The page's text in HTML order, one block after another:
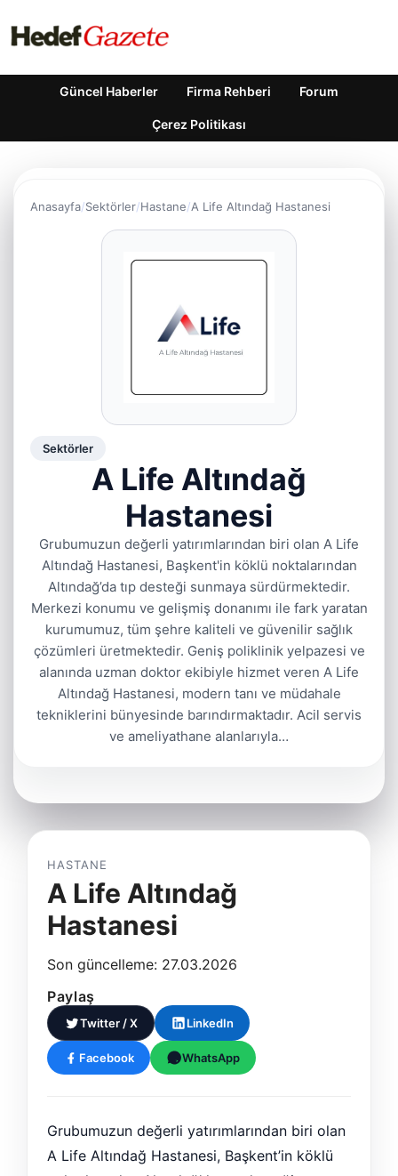
Güncel Haberler Firma Rehberi Forum
Çerez Politikası
Anasayfa Sektörler Hastane A Life Altındağ Hastanesi
Sektörler
A Life Altındağ
Hastanesi
Grubumuzun değerli yatırımlarından biri olan A Life
Altındağ Hastanesi, Başkent'in köklü noktalarından
Altındağ’da tıp desteği sunmaya sürdürmektedir.
Merkezi konumu ve gelişmiş donanımı ile fark yaratan
kurumumuz, tüm şehre kaliteli ve güvenilir sağlık
çözümleri üretmektedir. Geniş poliklinik yelpazesi ve
alanında uzman doktor ekibiyle hizmet veren A Life
Altındağ Hastanesi, modern tanı ve müdahale
tekniklerini bünyesinde barındırmaktadır. Acil servis
ve ameliyathane alanlarıyla…
HASTANE
A Life Altındağ
Hastanesi
Son güncelleme: 27.03.2026
Paylaş
Twitter / X LinkedIn
Facebook WhatsApp
Grubumuzun değerli yatırımlarından biri olan
A Life Altındağ Hastanesi, Başkent’in köklü